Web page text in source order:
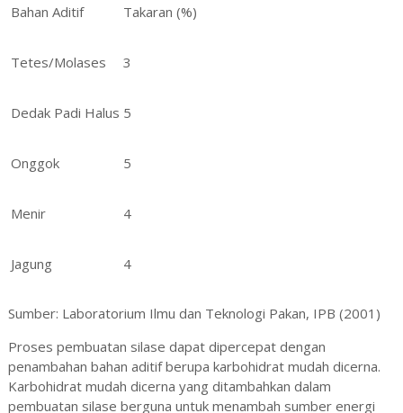
Bahan Aditif Takaran (%)
Tetes/Molases 3
Dedak Padi Halus 5
Onggok 5
Menir 4
Jagung 4
Sumber: Laboratorium Ilmu dan Teknologi Pakan, IPB (2001)
Proses pembuatan silase dapat dipercepat dengan
penambahan bahan aditif berupa karbohidrat mudah dicerna.
Karbohidrat mudah dicerna yang ditambahkan dalam
pembuatan silase berguna untuk menambah sumber energi